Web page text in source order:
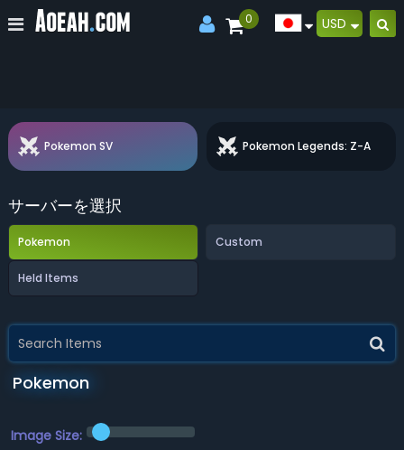
0 USD
Pokemon SV Pokemon Legends: Z-A
サーバーを選択
Pokemon Custom
Held Items
Pokemon
Image Size: